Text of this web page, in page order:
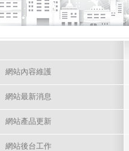
網站內容維護
網站最新消息
網站產品更新
網站後台工作